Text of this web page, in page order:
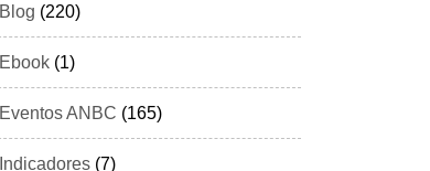
Blog (220)
Ebook (1)
Eventos ANBC (165)
Indicadores (7)